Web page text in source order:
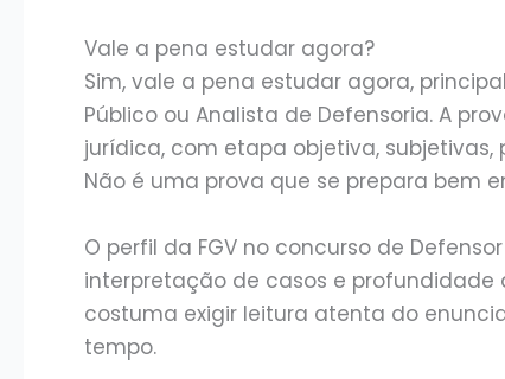
Vale a pena estudar agora?
Sim, vale a pena estudar agora,
Público ou Analista de Defensoria. A
jurídica, com etapa objetiva,
Não é uma prova que se prepara bem
O perfil da FGV no concurso de
interpretação de casos e profundidade
costuma exigir leitura atenta do
tempo.